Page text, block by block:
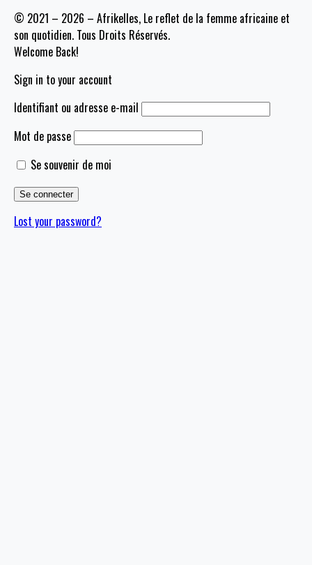
© 2021 – 2026 – Afrikelles, Le reflet de la femme africaine et
son quotidien. Tous Droits Réservés.
Welcome Back!
Sign in to your account
Identifiant ou adresse e-mail
Mot de passe
Se souvenir de moi
Lost your password?